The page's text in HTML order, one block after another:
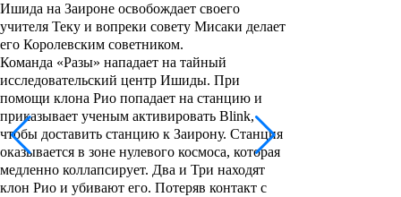
Ишида на Заироне освобождает своего
учителя Теку и вопреки совету Мисаки делает
его Королевским советником.
Команда «Разы» нападает на тайный
исследовательский центр Ишиды. При
помощи клона Рио попадает на станцию и
приказывает ученым активировать Blink,
чтобы доставить станцию к Заирону. Станция
оказывается в зоне нулевого космоса, которая
медленно коллапсирует. Два и Три находят
клон Рио и убивают его. Потеряв контакт с